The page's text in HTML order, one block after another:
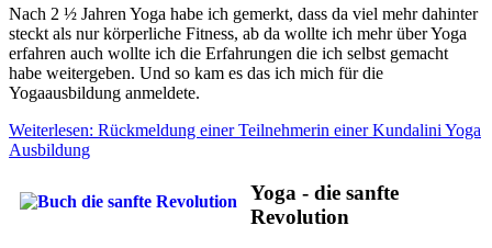
Nach 2 ½ Jahren Yoga habe ich gemerkt, dass da viel mehr dahinter
steckt als nur körperliche Fitness, ab da wollte ich mehr über Yoga
erfahren auch wollte ich die Erfahrungen die ich selbst gemacht
habe weitergeben. Und so kam es das ich mich für die
Yogaausbildung anmeldete.
Weiterlesen: Rückmeldung einer Teilnehmerin einer Kundalini Yoga
Ausbildung
Yoga - die sanfte
Revolution